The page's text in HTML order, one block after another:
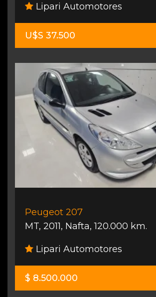
Lipari Automotores
U$S 37.500
Peugeot 207
MT, 2011, Nafta,120.000 km.
Lipari Automotores
$ 8.500.000